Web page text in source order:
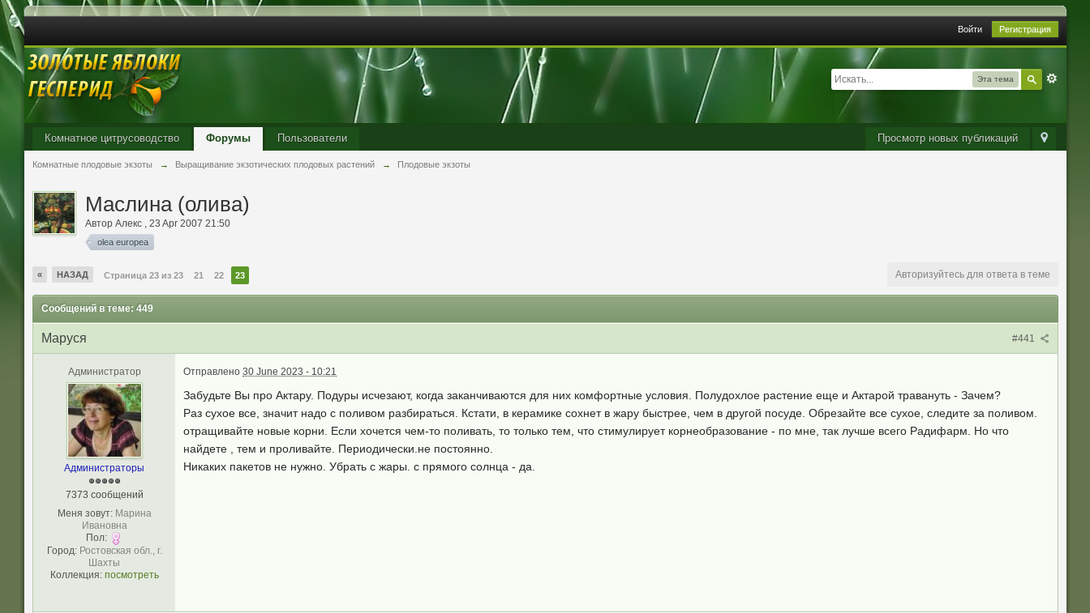
Войти Регистрация
Эта тема
Просмотр новых публикаций
Комнатное цитрусоводство Форумы Пользователи
Комнатные плодовые экзоты → Выращивание экзотических плодовых растений → Плодовые экзоты
Маслина (олива)
Автор Aлекc , 23 Apr 2007 21:50
olea europea
« НАЗАД Страница 23 из 23 21 22 23 Авторизуйтесь для ответа в теме
Сообщений в теме: 449
#441
Маруся
Администратор
Администраторы
7373 сообщений
Меня зовут: Марина
Ивановна
Пол:
Город: Ростовская обл., г.
Шахты
Коллекция: посмотреть
Отправлено 30 June 2023 - 10:21
Забудьте Вы про Актару. Подуры исчезают, когда заканчиваются для них комфортные условия. Полудохлое растение еще и Актарой травануть - Зачем?
Раз сухое все, значит надо с поливом разбираться. Кстати, в керамике сохнет в жару быстрее, чем в другой посуде. Обрезайте все сухое, следите за поливом.
отращивайте новые корни. Если хочется чем-то поливать, то только тем, что стимулирует корнеобразование - по мне, так лучше всего Радифарм. Но что
найдете , тем и проливайте. Периодически.не постоянно.
Никаких пакетов не нужно. Убрать с жары. с прямого солнца - да.